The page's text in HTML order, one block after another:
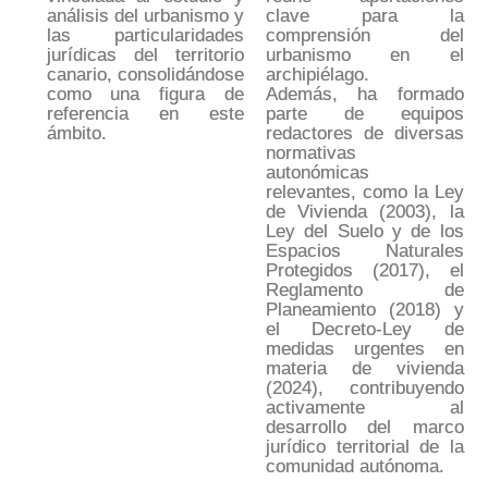
análisis del urbanismo y
las particularidades
jurídicas del territorio
canario, consolidándose
como una figura de
referencia en este
ámbito.
clave para la
comprensión del
urbanismo en el
archipiélago.
Además, ha formado
parte de equipos
redactores de diversas
normativas
autonómicas
relevantes, como la Ley
de Vivienda (2003), la
Ley del Suelo y de los
Espacios Naturales
Protegidos (2017), el
Reglamento de
Planeamiento (2018) y
el Decreto-Ley de
medidas urgentes en
materia de vivienda
(2024), contribuyendo
activamente al
desarrollo del marco
jurídico territorial de la
comunidad autónoma.